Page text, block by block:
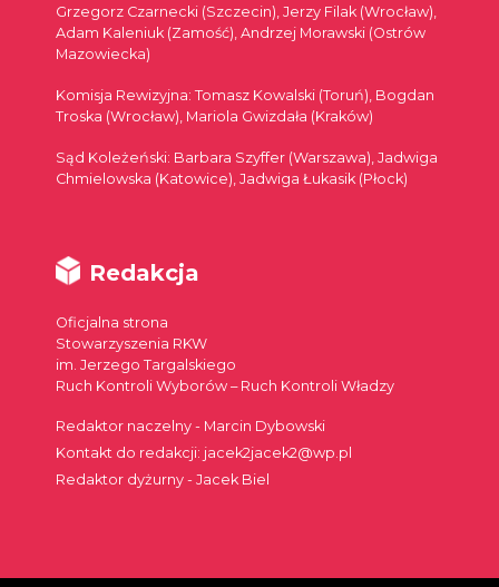
Grzegorz Czarnecki (Szczecin), Jerzy Filak (Wrocław),
Adam Kaleniuk (Zamość), Andrzej Morawski (Ostrów
Mazowiecka)
Komisja Rewizyjna: Tomasz Kowalski (Toruń), Bogdan
Troska (Wrocław), Mariola Gwizdała (Kraków)
Sąd Koleżeński: Barbara Szyffer (Warszawa), Jadwiga
Chmielowska (Katowice), Jadwiga Łukasik (Płock)
Redakcja
Oficjalna strona
Stowarzyszenia RKW
im. Jerzego Targalskiego
Ruch Kontroli Wyborów – Ruch Kontroli Władzy
Redaktor naczelny - Marcin Dybowski
Kontakt do redakcji: jacek2jacek2@wp.pl
Redaktor dyżurny - Jacek Biel